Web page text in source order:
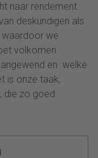
naar rendement.
deskundigen als
waardoor we
volkomen
en welke
is onze taak,
die zo goed